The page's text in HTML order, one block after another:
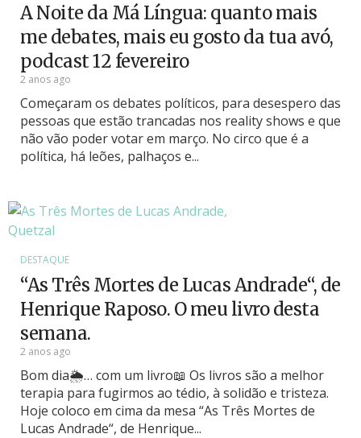
A Noite da Má Língua: quanto mais
me debates, mais eu gosto da tua avó,
podcast 12 fevereiro
2 anos ago
Começaram os debates políticos, para desespero das
pessoas que estão trancadas nos reality shows e que
não vão poder votar em março. No circo que é a
política, há leões, palhaços e...
DESTAQUE
“As Três Mortes de Lucas Andrade“, de
Henrique Raposo. O meu livro desta
semana.
2 anos ago
Bom dia🌦… com um livro📖 Os livros são a melhor
terapia para fugirmos ao tédio, à solidão e tristeza.
Hoje coloco em cima da mesa “As Três Mortes de
Lucas Andrade“, de Henrique...